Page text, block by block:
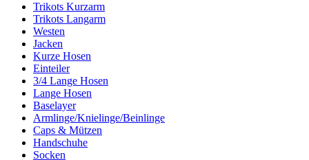
Trikots Kurzarm
Trikots Langarm
Westen
Jacken
Kurze Hosen
Einteiler
3/4 Lange Hosen
Lange Hosen
Baselayer
Armlinge/Knielinge/Beinlinge
Caps & Mützen
Handschuhe
Socken